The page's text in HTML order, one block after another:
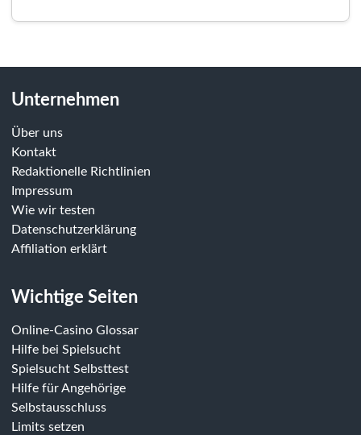
Unternehmen
Über uns
Kontakt
Redaktionelle Richtlinien
Impressum
Wie wir testen
Datenschutzerklärung
Affiliation erklärt
Wichtige Seiten
Online-Casino Glossar
Hilfe bei Spielsucht
Spielsucht Selbsttest
Hilfe für Angehörige
Selbstausschluss
Limits setzen